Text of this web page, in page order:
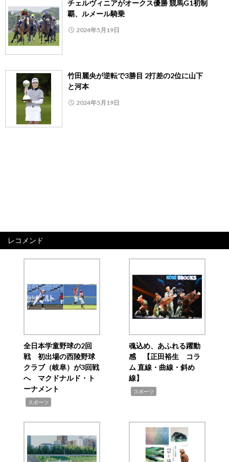
チェルヴィニアがオークス優勝 競馬G1初制
覇、ルメール騎乗
2024年5月19日
竹田麗央が逆転で3勝目 2打差の2位に山下
と河本
2024年5月19日
レコメンド
全日本学童野球の2回
戦 初出場の西陵野球
クラブ（岐阜）が3回戦
へ マクドナルド・ト
ーナメント
スポーツ
魂込め、あふれる躍動
感 【正田裕生 コラ
ム 直線・曲線・斜め
線】
スポーツ